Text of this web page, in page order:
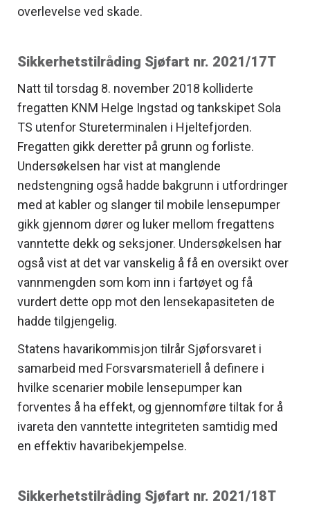
overlevelse ved skade.
Sikkerhetstilråding Sjøfart nr. 2021/17T
Natt til torsdag 8. november 2018 kolliderte
fregatten KNM Helge Ingstad og tankskipet Sola
TS utenfor Stureterminalen i Hjeltefjorden.
Fregatten gikk deretter på grunn og forliste.
Undersøkelsen har vist at manglende
nedstengning også hadde bakgrunn i utfordringer
med at kabler og slanger til mobile lensepumper
gikk gjennom dører og luker mellom fregattens
vanntette dekk og seksjoner. Undersøkelsen har
også vist at det var vanskelig å få en oversikt over
vannmengden som kom inn i fartøyet og få
vurdert dette opp mot den lensekapasiteten de
hadde tilgjengelig.
Statens havarikommisjon tilrår Sjøforsvaret i
samarbeid med Forsvarsmateriell å definere i
hvilke scenarier mobile lensepumper kan
forventes å ha effekt, og gjennomføre tiltak for å
ivareta den vanntette integriteten samtidig med
en effektiv havaribekjempelse.
Sikkerhetstilråding Sjøfart nr. 2021/18T